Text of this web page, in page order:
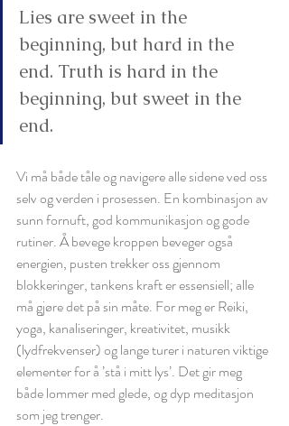
Lies are sweet in the
beginning, but hard in the
end. Truth is hard in the
beginning, but sweet in the
end.
Vi må både tåle og navigere alle sidene ved oss
selv og verden i prosessen. En kombinasjon av
sunn fornuft, god kommunikasjon og gode
rutiner. Å bevege kroppen beveger også
energien, pusten trekker oss gjennom
blokkeringer, tankens kraft er essensiell; alle
må gjøre det på sin måte. For meg er Reiki,
yoga, kanaliseringer, kreativitet, musikk
(lydfrekvenser) og lange turer i naturen viktige
elementer for å ’stå i mitt lys’. Det gir meg
både lommer med glede, og dyp meditasjon
som jeg trenger.